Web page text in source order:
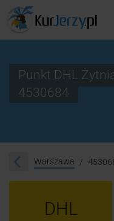
Punkt DHL
4530684
Warszawa
DHL